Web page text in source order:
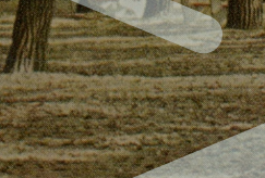
KARRIER
FacebookInstagramYouTubeSpotify